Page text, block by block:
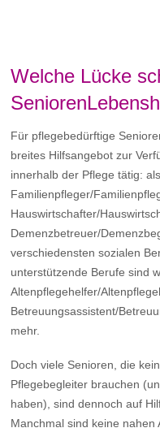
Welche Lücke
Für pflegebedürftige
breites Hilfsangebot zur
innerhalb der Pflege tätig: als
Familienpfleger/
Hauswirtschafter/
Demenzbetreuer/
verschiedensten sozialen
unterstützende Berufe sind
Altenpflegehelfer/
Betreuungsassistent/
mehr.
Doch viele Senioren, die
Pflegebegleiter brauchen
haben), sind dennoch auf
Manchmal sind keine nahen